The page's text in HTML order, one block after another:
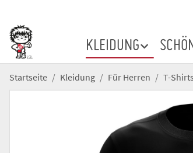
KLEIDUNG
Startseite Kleidung Für Herren T-Shirts